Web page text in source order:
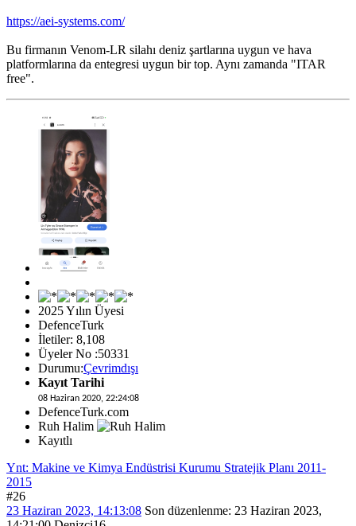
https://aei-systems.com/
Bu firmanın Venom-LR silahı deniz şartlarına uygun ve hava
platformlarına da entegresi uygun bir top. Aynı zamanda "ITAR
free".
2025 Yılın Üyesi
DefenceTurk
İletiler: 8,108
Üyeler No :50331
Durumu:Çevrimdışı
Kayıt Tarihi
08 Haziran 2020, 22:24:08
DefenceTurk.com
Ruh Halim
Kayıtlı
Ynt: Makine ve Kimya Endüstrisi Kurumu Stratejik Planı 2011-
2015
#26
23 Haziran 2023, 14:13:08 Son düzenlenme: 23 Haziran 2023,